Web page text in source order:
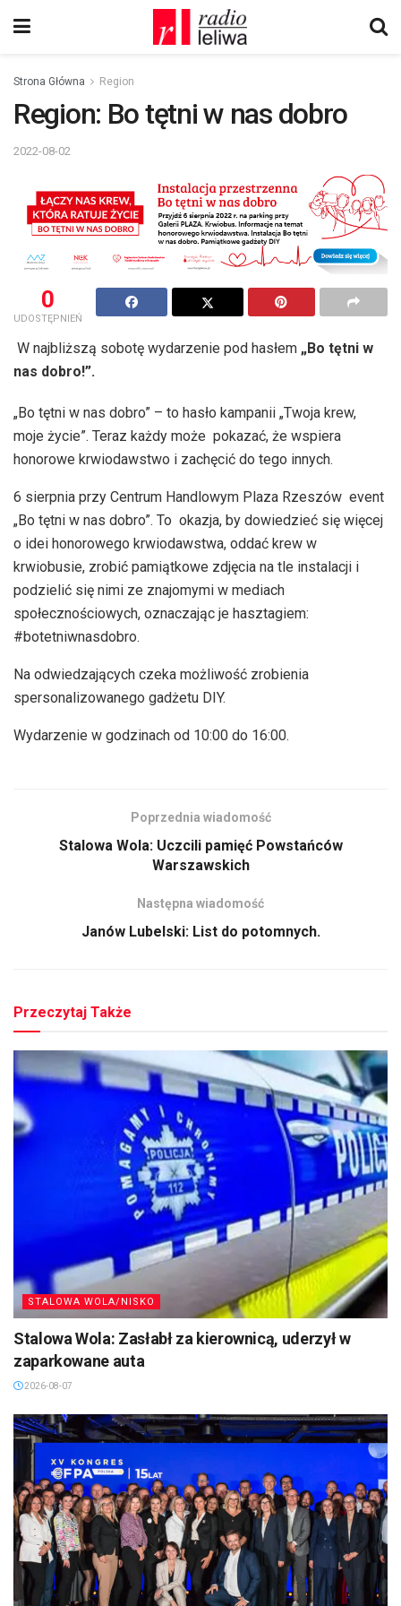
Strona Główna Region
Region: Bo tętni w nas dobro
2022-08-02
0
UDOSTĘPNIEŃ
W najbliższą sobotę wydarzenie pod hasłem „Bo tętni w
nas dobro!”.
„Bo tętni w nas dobro” – to hasło kampanii „Twoja krew,
moje życie”. Teraz każdy może pokazać, że wspiera
honorowe krwiodawstwo i zachęcić do tego innych.
6 sierpnia przy Centrum Handlowym Plaza Rzeszów event
„Bo tętni w nas dobro”. To okazja, by dowiedzieć się więcej
o idei honorowego krwiodawstwa, oddać krew w
krwiobusie, zrobić pamiątkowe zdjęcia na tle instalacji i
podzielić się nimi ze znajomymi w mediach
społecznościowych, oznaczając je hasztagiem:
#botetniwnasdobro.
Na odwiedzających czeka możliwość zrobienia
spersonalizowanego gadżetu DIY.
Wydarzenie w godzinach od 10:00 do 16:00.
Poprzednia wiadomość
Stalowa Wola: Uczcili pamięć Powstańców
Warszawskich
Następna wiadomość
Janów Lubelski: List do potomnych.
Przeczytaj Także
STALOWA WOLA/NISKO
Stalowa Wola: Zasłabł za kierownicą, uderzył w
zaparkowane auta
2026-08-07